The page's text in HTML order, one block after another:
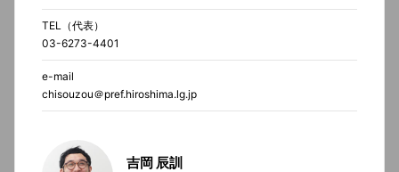
TEL（代表）
03-6273-4401
e-mail
chisouzou＠pref.hiroshima.lg.jp
吉岡 辰訓